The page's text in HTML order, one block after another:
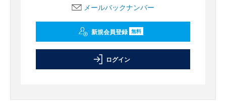
メールバックナンバー
新規会員登録 無料
ログイン